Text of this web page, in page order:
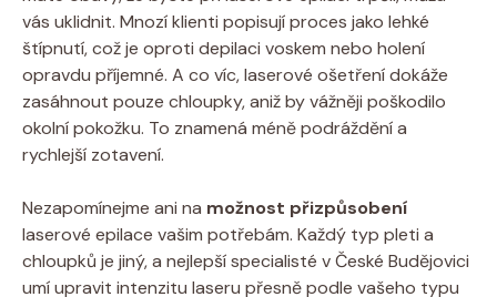
vás uklidnit. Mnozí klienti popisují proces jako lehké
štípnutí, což je oproti depilaci voskem nebo holení
opravdu příjemné. A co víc, laserové ošetření dokáže
zasáhnout pouze chloupky, aniž by vážněji poškodilo
okolní pokožku. To znamená méně podráždění a
rychlejší zotavení.
Nezapomínejme ani na možnost přizpůsobení
laserové epilace vašim potřebám. Každý typ pleti a
chloupků je jiný, a nejlepší specialisté v České Budějovici
umí upravit intenzitu laseru přesně podle vašeho typu